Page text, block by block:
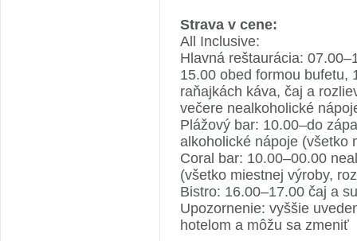
Strava v cene:
All Inclusive:
Hlavná reštaurácia:
15.00 obed formou bufetu,
raňajkách káva, čaj a
večere nealkoholické
Plážový bar: 10.00–do
alkoholické nápoje (všetko
Coral bar: 10.00–00.00
(všetko miestnej výroby,
Bistro: 16.00–17.00 čaj a
Upozornenie: vyššie
hotelom a môžu sa zmeniť